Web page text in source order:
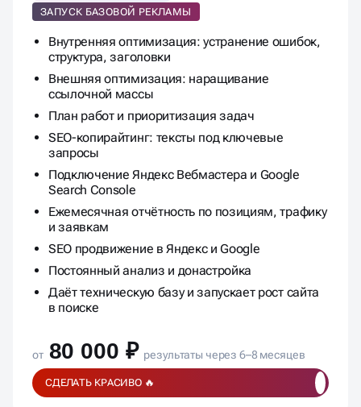
ЗАПУСК БАЗОВОЙ РЕКЛАМЫ
Внутренняя оптимизация: устранение ошибок,
структура, заголовки
Внешняя оптимизация: наращивание
ссылочной массы
План работ и приоритизация задач
SEO-копирайтинг: тексты под ключевые
запросы
Подключение Яндекс Вебмастера и Google
Search Console
Ежемесячная отчётность по позициям, трафику
и заявкам
SEO продвижение в Яндекс и Google
Постоянный анализ и донастройка
Даёт техническую базу и запускает рост сайта
в поиске
от 80 000 ₽ результаты через 6–8 месяцев
СДЕЛАТЬ КРАСИВО 🔥